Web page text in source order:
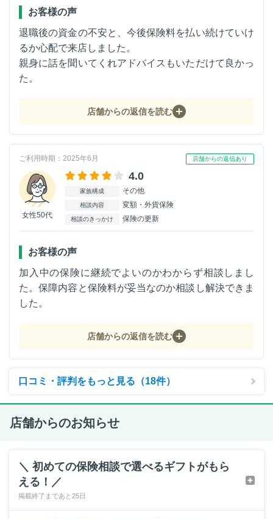
お客様の声
退職後の資金の不安と、今後保険料を払い続けていけ
るか心配で来店しました。
親身に話を聞いてくれアドバイスもいただけて良かっ
た。
店舗からの返信を読む
ご利用時期：2025年6月 店舗からの返信あり
女性50代
4.0
家族構成 その他
相談内容 変額・外貨保険
相談のきっかけ 保険の更新
お客様の声
加入中の保険に継続でよいのかわからず相談しまし
た。保障内容と保険料が妥当なのか相談し解決できま
した。
店舗からの返信を読む
口コミ・評判をもっと見る（18件）
店舗からのお知らせ
＼ 初めての保険相談で選べるギフトがもら
える！／
掲載終了まであと25日